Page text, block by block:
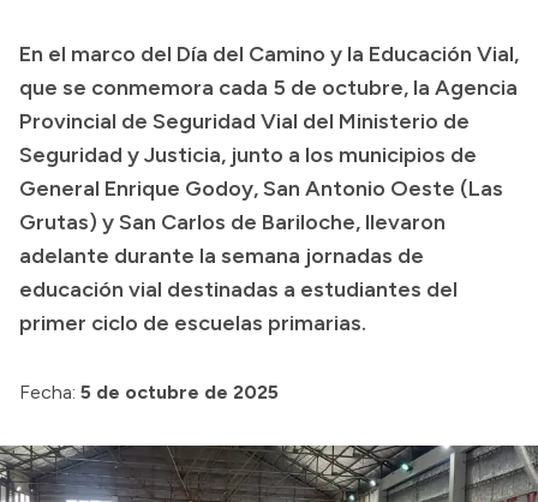
Boletín Oficial
Compras y licitaciones
Consulta de expedientes
Consulta de pago a proveedores
Convocatorias
Intranet
En el marco del Día del Camino y la Educación Vial,
que se conmemora cada 5 de octubre, la Agencia
Provincial de Seguridad Vial del Ministerio de
Seguridad y Justicia, junto a los municipios de
General Enrique Godoy, San Antonio Oeste (Las
Grutas) y San Carlos de Bariloche, llevaron
adelante durante la semana jornadas de
educación vial destinadas a estudiantes del
primer ciclo de escuelas primarias.
Fecha: 5 de octubre de 2025